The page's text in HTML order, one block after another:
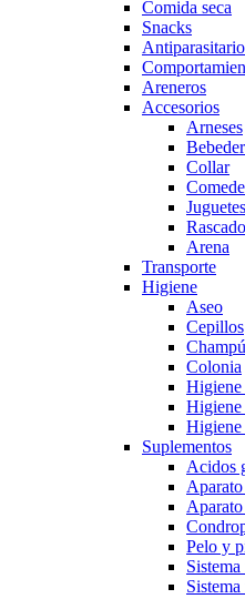
Comida seca
Snacks
Areneros
Accesorios
Arneses
Collar
Juguetes
Arena
Transporte
Higiene
Aseo
Cepillos
Colonia
Higiene
Higiene
Higiene
Suplementos
Acidos
Pelo y